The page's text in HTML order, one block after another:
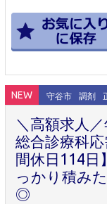
NEW 守谷市 調剤
＼高額求人
総合診療科
間休日114日
っかり積み
◎